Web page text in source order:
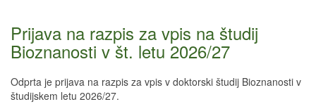
Prijava na razpis za vpis na študij
Bioznanosti v št. letu 2026/27
Odprta je prijava na razpis za vpis v doktorski študij Bioznanosti v
študijskem letu 2026/27.